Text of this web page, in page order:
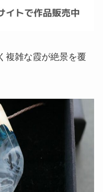
複雑な霞が絶景を覆